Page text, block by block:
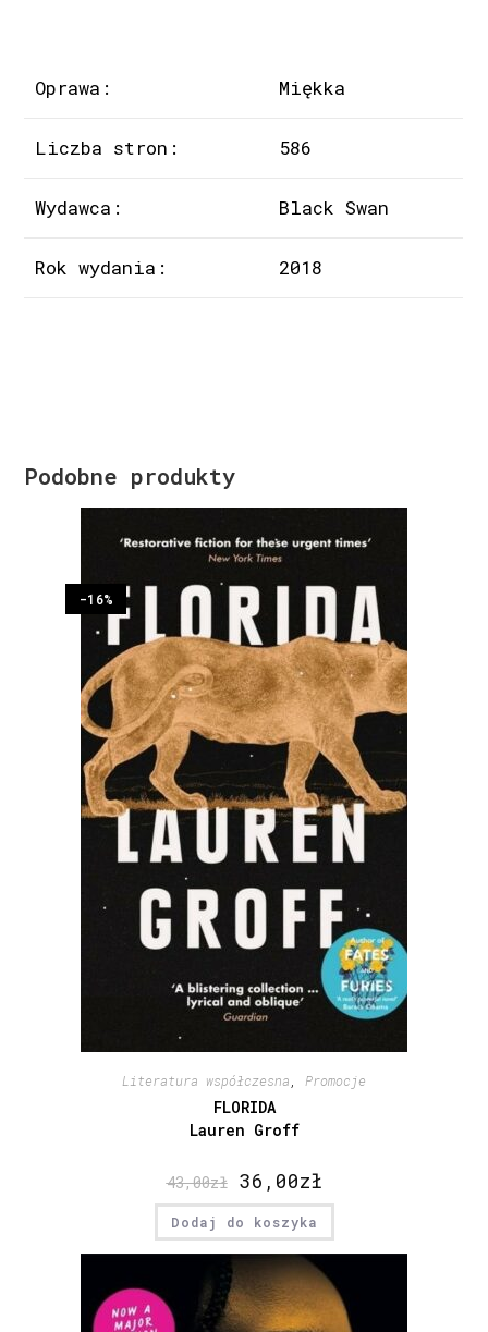
Oprawa: Miękka
Liczba stron: 586
Wydawca: Black Swan
Rok wydania: 2018
Podobne produkty
-16%
Literatura współczesna Promocje
FLORIDA
Lauren Groff
43,00zł 36,00zł
Dodaj do koszyka